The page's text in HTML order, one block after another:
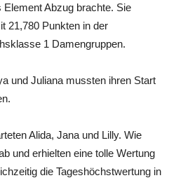
Abzug brachte. Sie
21,780 Punkten in der
1 Damengruppen.
und Juliana mussten ihren Start
Alida, Jana und Lilly. Wie
und erhielten eine tolle Wertung
die Tageshöchstwertung in